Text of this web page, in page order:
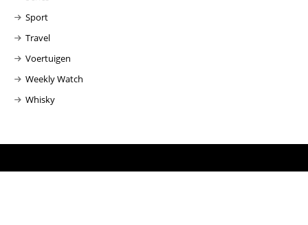
Sport
Travel
Voertuigen
Weekly Watch
Whisky